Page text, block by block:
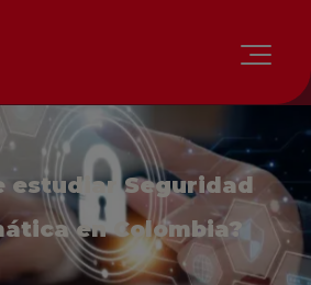
estudiar Seguridad
en Colombia?